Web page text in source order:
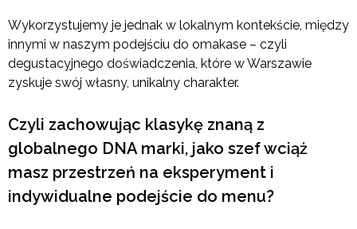
Wykorzystujemy je jednak w lokalnym kontekście, między
innymi w naszym podejściu do omakase – czyli
degustacyjnego doświadczenia, które w Warszawie
zyskuje swój własny, unikalny charakter.
Czyli zachowując klasykę znaną z
globalnego DNA marki, jako szef wciąż
masz przestrzeń na eksperyment i
indywidualne podejście do menu?